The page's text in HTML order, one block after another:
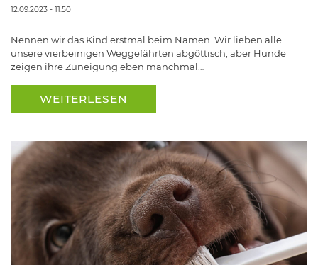
12.09.2023 - 11:50
Nennen wir das Kind erstmal beim Namen. Wir lieben alle
unsere vierbeinigen Weggefährten abgöttisch, aber Hunde
zeigen ihre Zuneigung eben manchmal…
WEITERLESEN